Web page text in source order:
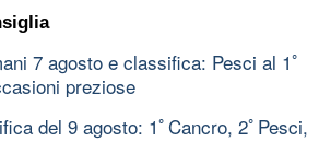
7 agosto e classifica: Pesci al 1ﾟ
preziose
del 9 agosto: 1ﾟCancro, 2ﾟPesci,